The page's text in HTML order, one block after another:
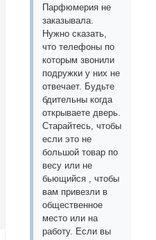
Парфюмерия не
заказывала.
Нужно сказать,
что телефоны по
которым звонили
подружки у них не
отвечает. Будьте
бдительны когда
открываете дверь.
Старайтесь, чтобы
если это не
большой товар по
весу или не
бьющийся , чтобы
вам привезли в
общественное
место или на
работу. Если вы